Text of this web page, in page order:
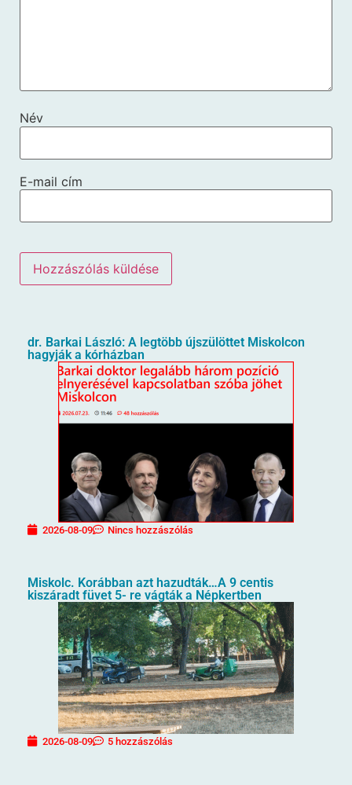
Név
E-mail cím
dr. Barkai László: A legtöbb újszülöttet Miskolcon
hagyják a kórházban
2026-08-09 Nincs hozzászólás
Miskolc. Korábban azt hazudták…A 9 centis
kiszáradt füvet 5- re vágták a Népkertben
2026-08-09 5 hozzászólás